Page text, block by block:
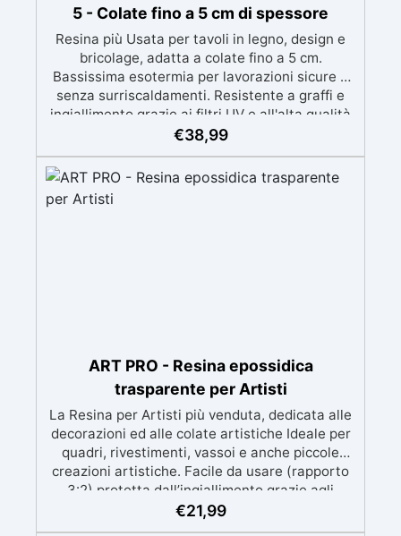
5 - Colate fino a 5 cm di spessore
Resina più Usata per tavoli in legno, design e
bricolage, adatta a colate fino a 5 cm.
Bassissima esotermia per lavorazioni sicure e
senza surriscaldamenti. Resistente a graffi e
ingiallimento grazie ai filtri UV e all'alta qualità
meccanica. Bassa viscosità per eliminare bolle
BPA/VOC free e certificata per il contatto
prolungato con la pelle.
€38,99
ART PRO - Resina epossidica
trasparente per Artisti
La Resina per Artisti più venduta, dedicata alle
decorazioni ed alle colate artistiche Ideale per
quadri, rivestimenti, vassoi e anche piccole
creazioni artistiche. Facile da usare (rapporto
3:2) protetta dall’ingiallimento grazie agli
speciali filtri UV Formula densa : non cola via,
€21,99